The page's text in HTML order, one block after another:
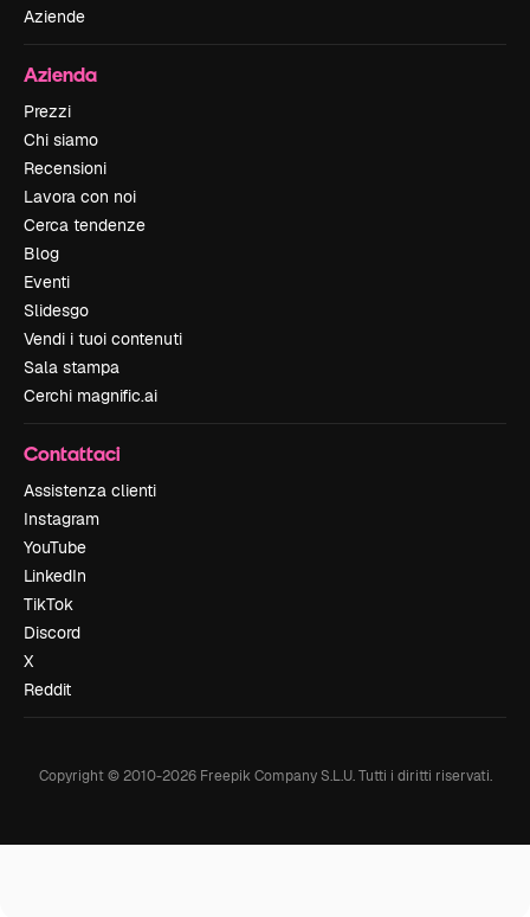
Aziende
Azienda
Prezzi
Chi siamo
Recensioni
Lavora con noi
Cerca tendenze
Blog
Eventi
Slidesgo
Vendi i tuoi contenuti
Sala stampa
Cerchi magnific.ai
Contattaci
Assistenza clienti
Instagram
YouTube
LinkedIn
TikTok
Discord
X
Reddit
Copyright © 2010-2026Freepik Company S.L.U. Tutti i diritti riservati.